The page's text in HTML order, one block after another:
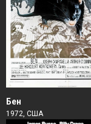
Бен
1972, США